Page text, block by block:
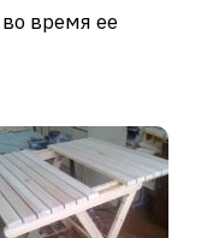
время ее